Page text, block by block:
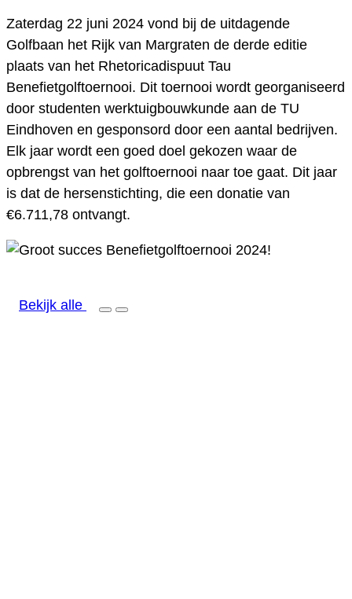
Zaterdag 22 juni 2024 vond bij de uitdagende
Golfbaan het Rijk van Margraten de derde editie
plaats van het Rhetoricadispuut Tau
Benefietgolftoernooi. Dit toernooi wordt georganiseerd
door studenten werktuigbouwkunde aan de TU
Eindhoven en gesponsord door een aantal bedrijven.
Elk jaar wordt een goed doel gekozen waar de
opbrengst van het golftoernooi naar toe gaat. Dit jaar
is dat de hersenstichting, die een donatie van
€6.711,78 ontvangt.
Bekijk alle